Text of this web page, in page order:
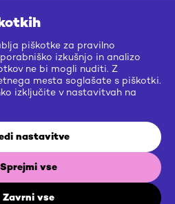
piškotke za pravilno
izkušnjo in analizo
ne bi mogli nuditi. Z
mesta soglašate s piškotki.
izključite v nastavitvah na
nastavitve
Sprejmi vse
Zavrni vse